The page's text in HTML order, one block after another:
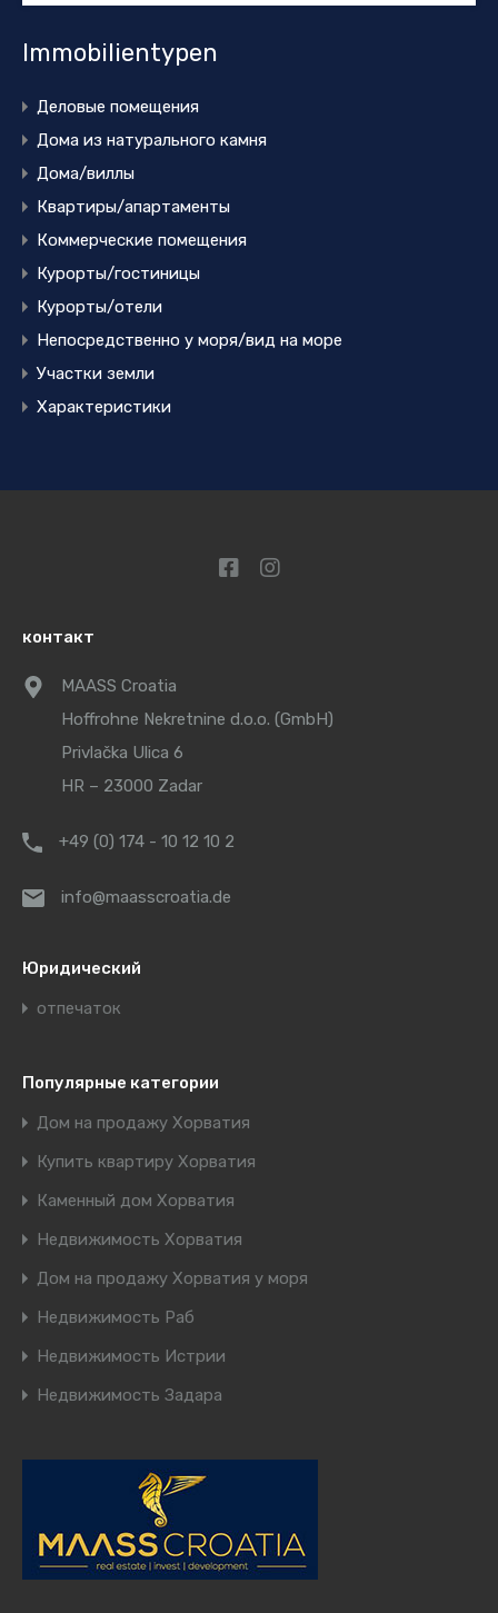
Immobilientypen
Деловые помещения
Дома из натурального камня
Дома/виллы
Квартиры/апартаменты
Коммерческие помещения
Курорты/гостиницы
Курорты/отели
Непосредственно у моря/вид на море
Участки земли
Характеристики
контакт
MAASS Croatia
Hoffrohne Nekretnine d.o.o. (GmbH)
Privlačka Ulica 6
HR – 23000 Zadar
+49 (0) 174 - 10 12 10 2
info@maasscroatia.de
Юридический
отпечаток
Популярные категории
Дом на продажу Хорватия
Купить квартиру Хорватия
Каменный дом Хорватия
Недвижимость Хорватия
Дом на продажу Хорватия у моря
Недвижимость Раб
Недвижимость Истрии
Недвижимость Задара